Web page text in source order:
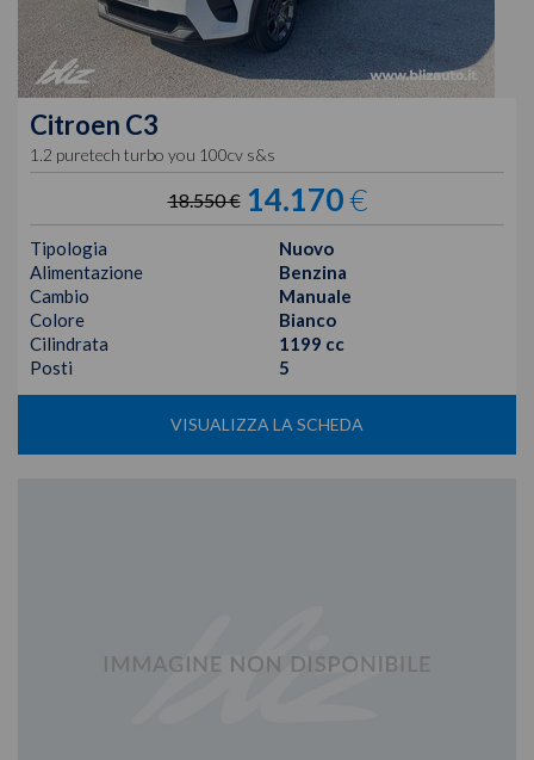
Citroen C3
1.2 puretech turbo you 100cv s&s
18.550 € 14.170€
Tipologia
Nuovo
Alimentazione
Benzina
Cambio
Manuale
Colore
Bianco
Cilindrata
1199 cc
Posti
5
VISUALIZZA LA SCHEDA